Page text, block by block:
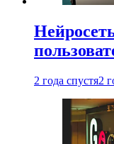
2 года спустя2